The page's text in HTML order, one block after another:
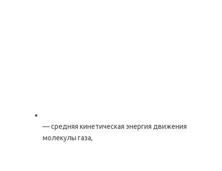
— средняя кинетическая энергия движения
молекулы газа,